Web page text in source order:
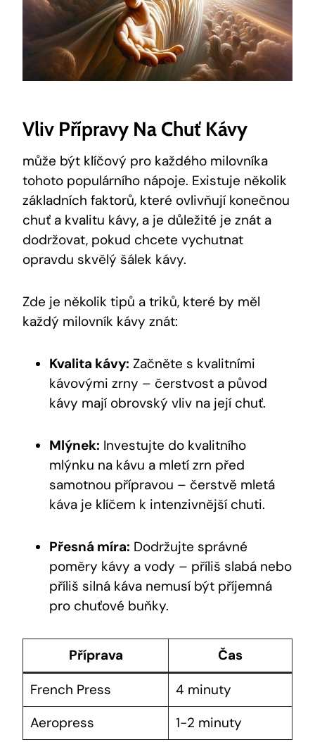
Vliv Přípravy Na Chuť Kávy
může být klíčový pro každého milovníka
tohoto populárního nápoje. Existuje několik
základních faktorů, které ovlivňují konečnou
chuť a kvalitu kávy, a je důležité je znát a
dodržovat, pokud chcete vychutnat
opravdu skvělý šálek kávy.
Zde je několik tipů a triků, které by měl
každý milovník kávy znát:
Kvalita kávy: Začněte s kvalitními
kávovými zrny – čerstvost a původ
kávy mají obrovský vliv na její chuť.
Mlýnek: Investujte do kvalitního
mlýnku na kávu a mletí zrn před
samotnou přípravou – čerstvě mletá
káva je klíčem k intenzivnější chuti.
Přesná míra: Dodržujte správné
poměry kávy a vody – příliš slabá nebo
příliš silná káva nemusí být příjemná
pro chuťové buňky.
Příprava
Čas
French Press
4 minuty
Aeropress
1-2 minuty